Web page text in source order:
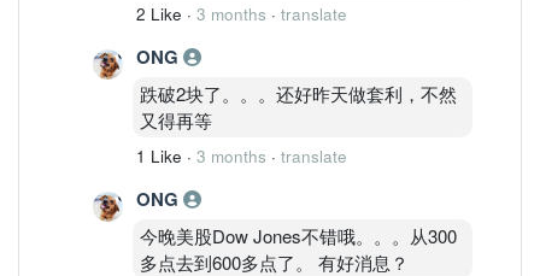
2 Like · 3 months · translate
ONG
跌破2块了。。。还好昨天做套利，不然
又得再等
1 Like · 3 months · translate
ONG
今晚美股Dow Jones不错哦。。。从300
多点去到600多点了。 有好消息？